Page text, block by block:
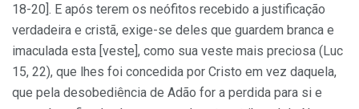
18-20]. E após terem os neófitos recebido a justificação
verdadeira e cristã, exige-se deles que guardem branca e
imaculada esta [veste], como sua veste mais preciosa (Luc
15, 22), que lhes foi concedida por Cristo em vez daquela,
que pela desobediência de Adão for a perdida para si e